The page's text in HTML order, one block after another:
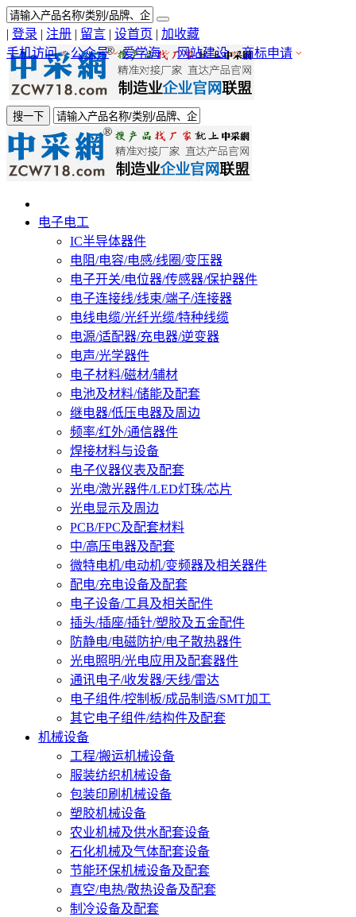
| 登录 | 注册 | 留言 | 设首页 | 加收藏
手机访问
公众号 爱学海 网站建设 商标申请
搜一下
电子电工
IC半导体器件
电阻/电容/电感/线圈/变压器
电子开关/电位器/传感器/保护器件
电子连接线/线束/端子/连接器
电线电缆/光纤光缆/特种线缆
电源/适配器/充电器/逆变器
电声/光学器件
电子材料/磁材/辅材
电池及材料/储能及配套
继电器/低压电器及周边
频率/红外/通信器件
焊接材料与设备
电子仪器仪表及配套
光电/激光器件/LED灯珠/芯片
光电显示及周边
PCB/FPC及配套材料
中/高压电器及配套
微特电机/电动机/变频器及相关器件
配电/充电设备及配套
电子设备/工具及相关配件
插头/插座/插针/塑胶及五金配件
防静电/电磁防护/电子散热器件
光电照明/光电应用及配套器件
通讯电子/收发器/天线/雷达
电子组件/控制板/成品制造/SMT加工
其它电子组件/结构件及配套
机械设备
工程/搬运机械设备
服装纺织机械设备
包装印刷机械设备
塑胶机械设备
农业机械及供水配套设备
石化机械及气体配套设备
节能环保机械设备及配套
真空/电热/散热设备及配套
制冷设备及配套